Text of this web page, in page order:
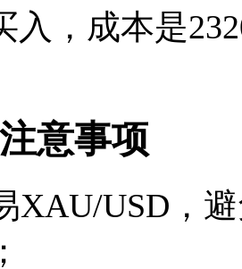
入，成本是
意事项
XAU/USD，